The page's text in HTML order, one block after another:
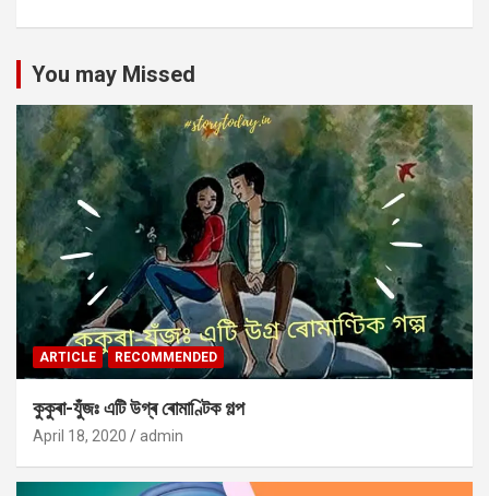
You may Missed
ARTICLE RECOMMENDED
কুকুৰা-যুঁজঃ এটি উগ্ৰ ৰোমাণ্টিক গল্প
April 18, 2020 admin